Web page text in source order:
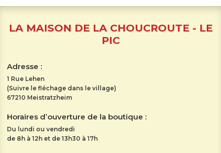
LA MAISON DE LA CHOUCROUTE - LE
PIC
Adresse :
1 Rue Lehen
(Suivre le fléchage dans le village)
67210 Meistratzheim
Horaires d’ouverture de la boutique :
Du lundi ou vendredi
de 8h à 12h et de 13h30 à 17h